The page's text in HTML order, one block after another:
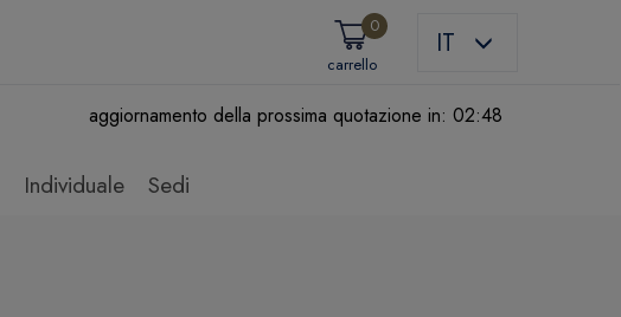
IT
carrello
0
aggiornamento della prossima quotazione in: 02:48
Individuale Sedi